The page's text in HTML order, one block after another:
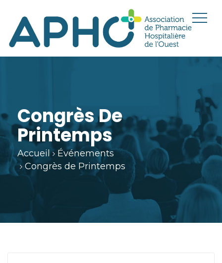
Congrès De
Printemps
Accueil
Événements
Congrès de Printemps